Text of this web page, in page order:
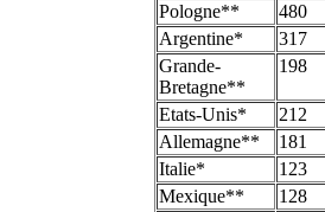
Pologne**
480
Argentine*
317
Grande-
Bretagne**
198
Etats-Unis* 212
Allemagne**
181
Italie*
123
Mexique**
128